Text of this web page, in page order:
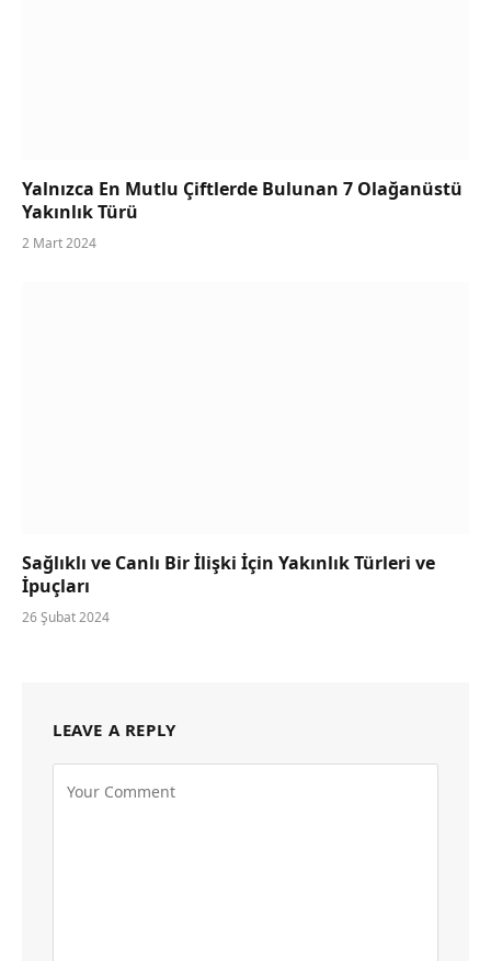
Yalnızca En Mutlu Çiftlerde Bulunan 7 Olağanüstü
Yakınlık Türü
2 Mart 2024
Sağlıklı ve Canlı Bir İlişki İçin Yakınlık Türleri ve
İpuçları
26 Şubat 2024
LEAVE A REPLY